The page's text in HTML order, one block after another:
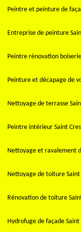
Peintre et peinture de
Entreprise de peinture
Peintre rénovation
Peinture et décapage de
Nettoyage de terrasse
Peintre intérieur Saint
Nettoyage et ravalement
Nettoyage de toiture Saint
Rénovation de toiture
Hydrofuge de façade